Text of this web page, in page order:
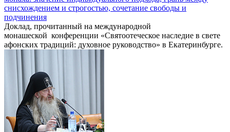
снисхождением и строгостью, сочетание свободы и
подчинения
Доклад, прочитанный на международной
монашеской конференции «Святоотеческое наследие в свете
афонских традиций: духовное руководство» в Екатеринбурге.